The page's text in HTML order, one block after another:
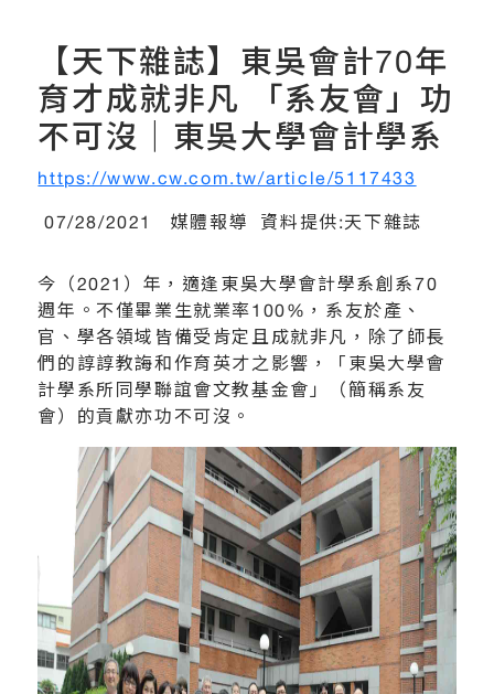
【天下雜誌】東吳會計70年
育才成就非凡 「系友會」功
不可沒｜東吳大學會計學系
https://www.cw.com.tw/article/5117433
07/28/2021 媒體報導 資料提供:天下雜誌
今（2021）年，適逢東吳大學會計學系創系70
週年。不僅畢業生就業率100%，系友於產、
官、學各領域皆備受肯定且成就非凡，除了師長
們的諄諄教誨和作育英才之影響，「東吳大學會
計學系所同學聯誼會文教基金會」（簡稱系友
會）的貢獻亦功不可沒。